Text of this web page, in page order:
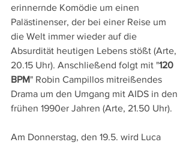
erinnernde Komödie um einen
Palästinenser, der bei einer Reise um
die Welt immer wieder auf die
Absurdität heutigen Lebens stößt (Arte,
20.15 Uhr). Anschließend folgt mit "120
BPM" Robin Campillos mitreißendes
Drama um den Umgang mit AIDS in den
frühen 1990er Jahren (Arte, 21.50 Uhr).
Am Donnerstag, den 19.5. wird Luca